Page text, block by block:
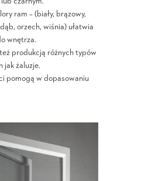
ram – (biały, brązowy,
orzech, wiśnia) ułatwia
wnętrza.
produkcją różnych typów
jak żaluzje.
pomogą w dopasowaniu